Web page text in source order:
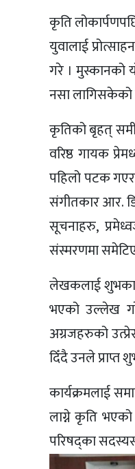
कृति
युवालाई
गरे । मुस्कानको
नसा लागिसकेको
कृतिको बृहत्
वरिष्ठ गायक
पहिलो पटक गएर
संगीतकार आर.
सूचनाहरु,
संस्मरणमा
लेखकलाई
भएको उल्लेख
अग्रजहरुको
दिँदै उनले प्राप्त
कार्यक्रमलाई
लाग्ने कृति
परिषद्का